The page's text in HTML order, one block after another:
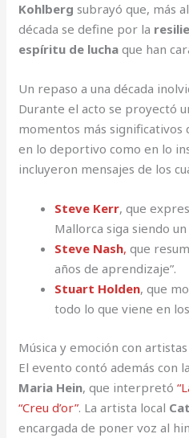
Kohlberg subrayó que, más
década se define por la
espíritu de lucha que han
Un repaso a una década
Durante el acto se proyectó
momentos más significativos
en lo deportivo como en lo
incluyeron mensajes de los
Steve Kerr, que
Mallorca siga siendo
Steve Nash, que
años de aprendizaje”.
Stuart Holden, que
todo lo que viene en
Música y emoción con
El evento contó además con
Maria Hein, que interpretó
“Creu d’or”. La artista local
encargada de poner voz al